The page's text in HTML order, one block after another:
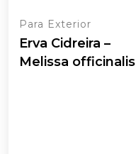
Para Exterior
Erva Cidreira –
Melissa officinalis